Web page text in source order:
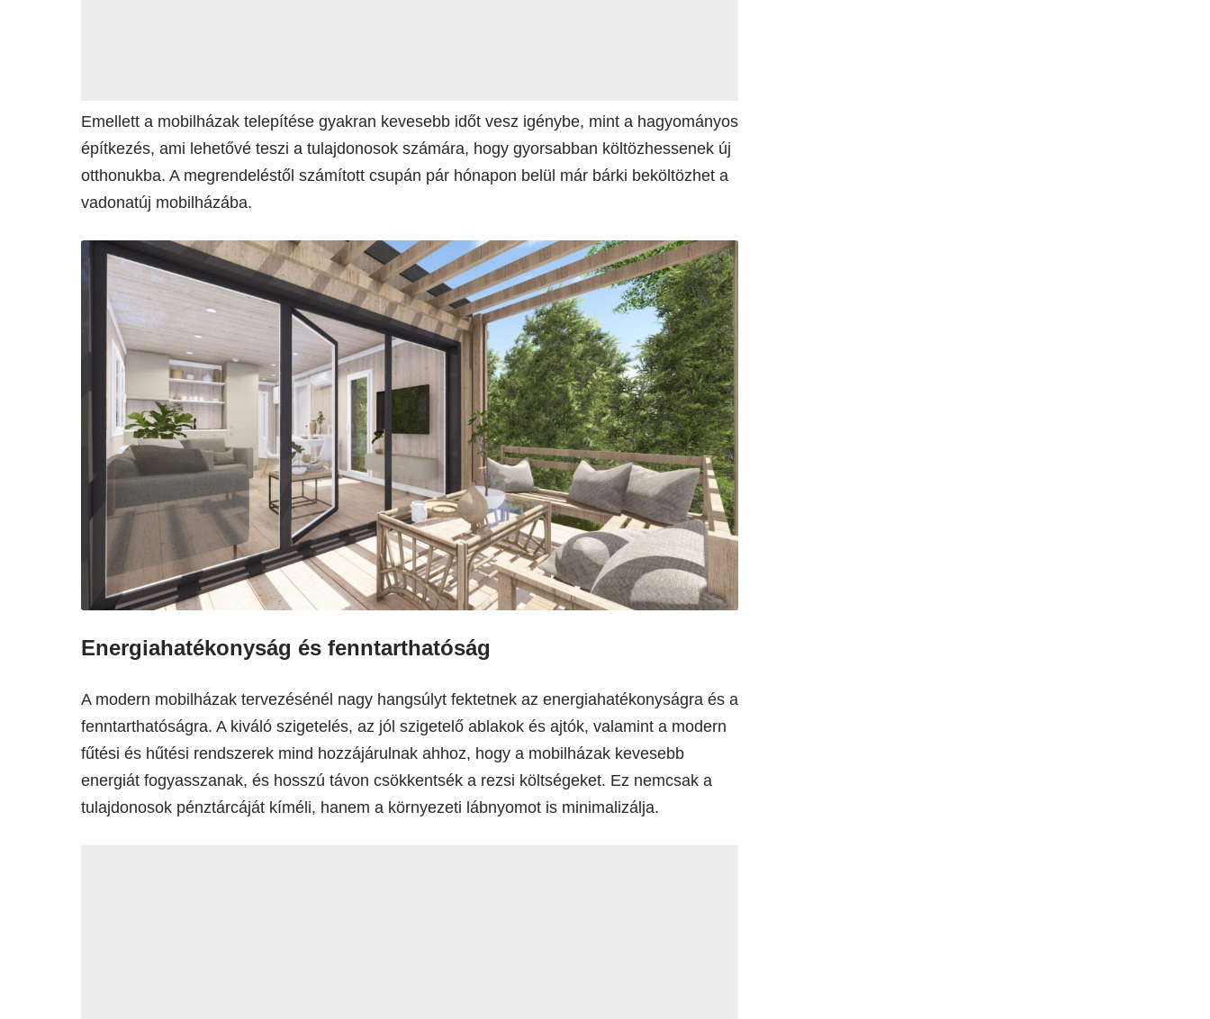
Emellett a mobilházak telepítése gyakran kevesebb időt vesz igénybe, mint a hagyományos
építkezés, ami lehetővé teszi a tulajdonosok számára, hogy gyorsabban költözhessenek új
otthonukba. A megrendeléstől számított csupán pár hónapon belül már bárki beköltözhet a
vadonatúj mobilházába.
Energiahatékonyság és fenntarthatóság
A modern mobilházak tervezésénél nagy hangsúlyt fektetnek az energiahatékonyságra és a
fenntarthatóságra. A kiváló szigetelés, az jól szigetelő ablakok és ajtók, valamint a modern
fűtési és hűtési rendszerek mind hozzájárulnak ahhoz, hogy a mobilházak kevesebb
energiát fogyasszanak, és hosszú távon csökkentsék a rezsi költségeket. Ez nemcsak a
tulajdonosok pénztárcáját kíméli, hanem a környezeti lábnyomot is minimalizálja.